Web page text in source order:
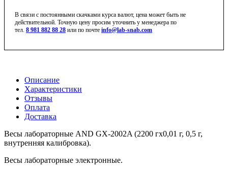
В связи с постоянными скачками курса валют, цена может быть не
действительной. Точную цену просим уточнить у менеджера по
тел. 8 981 882 88 28 или по почте info@lab-snab.com
Описание
Характеристики
Отзывы
Оплата
Доставка
Весы лабораторные AND GX-2002A (2200 гx0,01 г, 0,5 г,
внутренняя калибровка).
Весы лабораторные электронные.